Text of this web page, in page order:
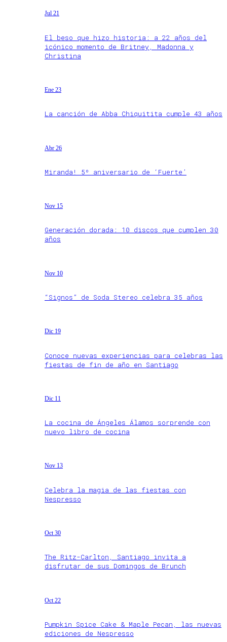
Jul 21
El beso que hizo historia: a 22 años del
icónico momento de Britney, Madonna y
Christina
Ene 23
La canción de Abba Chiquitita cumple 43 años
Abr 26
Miranda! 5º aniversario de ‘Fuerte’
Nov 15
Generación dorada: 10 discos que cumplen 30
años
Nov 10
“Signos” de Soda Stereo celebra 35 años
Dic 19
Conoce nuevas experiencias para celebras las
fiestas de fin de año en Santiago
Dic 11
La cocina de Ángeles Álamos sorprende con
nuevo libro de cocina
Nov 13
Celebra la magia de las fiestas con
Nespresso
Oct 30
The Ritz-Carlton, Santiago invita a
disfrutar de sus Domingos de Brunch
Oct 22
Pumpkin Spice Cake & Maple Pecan, las nuevas
ediciones de Nespresso